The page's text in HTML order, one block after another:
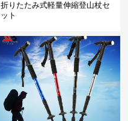
折りたたみ式軽量伸縮登山杖セ
ット